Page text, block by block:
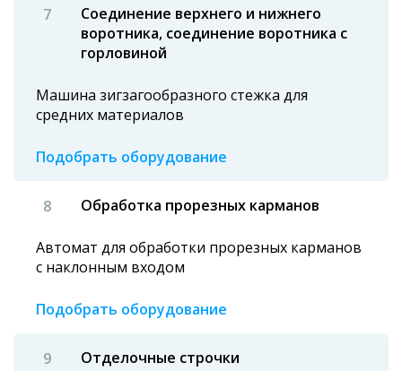
Соединение верхнего и нижнего
воротника, соединение воротника с
горловиной
Машина зигзагообразного стежка для
средних материалов
Подобрать оборудование
Обработка прорезных карманов
Автомат для обработки прорезных карманов
с наклонным входом
Подобрать оборудование
Отделочные строчки